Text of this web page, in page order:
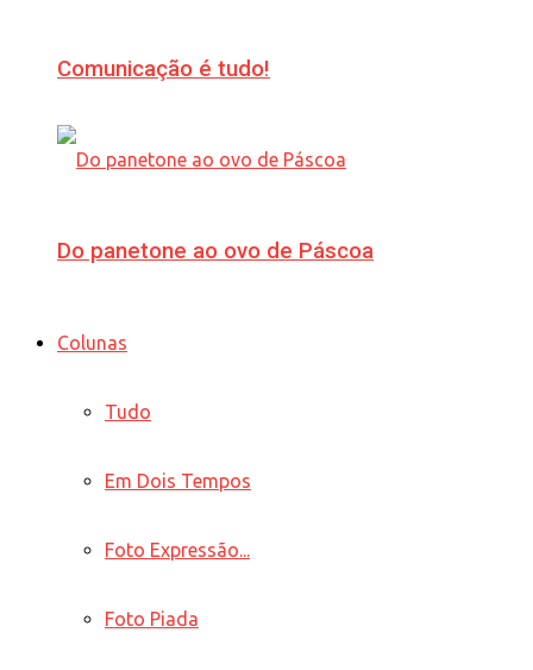
Comunicação é tudo!
Do panetone ao ovo de Páscoa
Colunas
Tudo
Em Dois Tempos
Foto Expressão...
Foto Piada